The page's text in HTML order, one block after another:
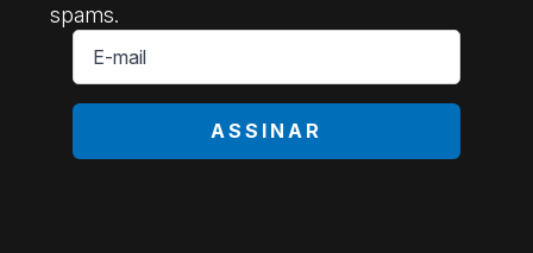
spams.
E-
mail
*
ASSINAR